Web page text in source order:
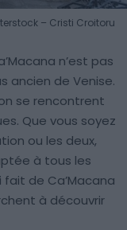
– Cristi Croitoru
n’est pas
ancien de Venise.
se rencontrent
Que vous soyez
ou les deux,
à tous les
de Ca’Macana
à découvrir